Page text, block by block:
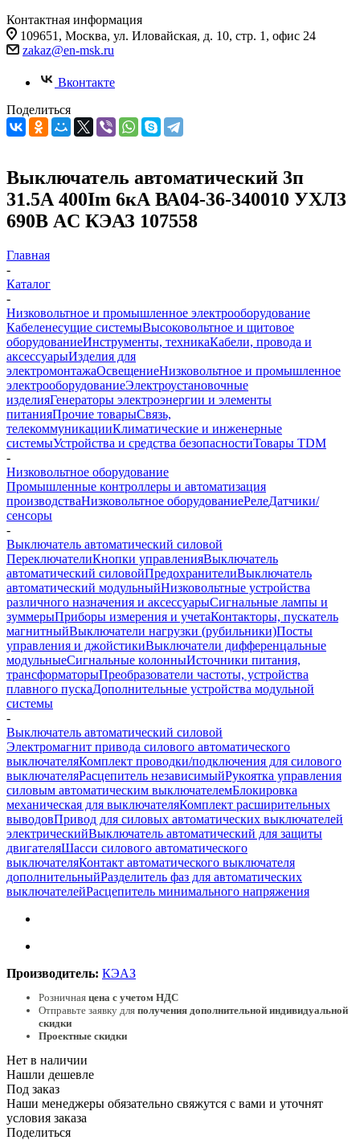
Контактная информация
109651, Москва, ул. Иловайская, д. 10, стр. 1, офис 24
zakaz@en-msk.ru
Вконтакте
Поделиться
Выключатель автоматический 3п
31.5А 400Im 6кА ВА04-36-340010 УХЛ3
690В AC КЭАЗ 107558
Главная
-
Каталог
-
Низковольтное и промышленное электрооборудование
Кабеленесущие системыВысоковольтное и щитовое
оборудованиеИнструменты, техникаКабели, провода и
аксессуарыИзделия для
электромонтажаОсвещениеНизковольтное и промышленное
электрооборудованиеЭлектроустановочные
изделияГенераторы электроэнергии и элементы
питанияПрочие товарыСвязь,
телекоммуникацииКлиматические и инженерные
системыУстройства и средства безопасностиТовары TDM
-
Низковольтное оборудование
Промышленные контроллеры и автоматизация
производстваНизковольтное оборудованиеРелеДатчики/
сенсоры
-
Выключатель автоматический силовой
ПереключателиКнопки управленияВыключатель
автоматический силовойПредохранителиВыключатель
автоматический модульныйНизковольтные устройства
различного назначения и аксессуарыСигнальные лампы и
зуммерыПриборы измерения и учетаКонтакторы, пускатель
магнитныйВыключатели нагрузки (рубильники)Посты
управления и джойстикиВыключатели дифференцальные
модульныеСигнальные колонныИсточники питания,
трансформаторыПреобразователи частоты, устройства
плавного пускаДополнительные устройства модульной
системы
-
Выключатель автоматический силовой
Электромагнит привода силового автоматического
выключателяКомплект проводки/подключения для силового
выключателяРасцепитель независимыйРукоятка управления
силовым автоматическим выключателемБлокировка
механическая для выключателяКомплект расширительных
выводовПривод для силовых автоматических выключателей
электрическийВыключатель автоматический для защиты
двигателяШасси силового автоматического
выключателяКонтакт автоматического выключателя
дополнительныйРазделитель фаз для автоматических
выключателейРасцепитель минимального напряжения
Производитель: КЭАЗ
Розничная цена с учетом НДС
Отправьте заявку для получения дополнительной индивидуальной
скидки
Проектные скидки
Нет в наличии
Нашли дешевле
Под заказ
Наши менеджеры обязательно свяжутся с вами и уточнят
условия заказа
Поделиться